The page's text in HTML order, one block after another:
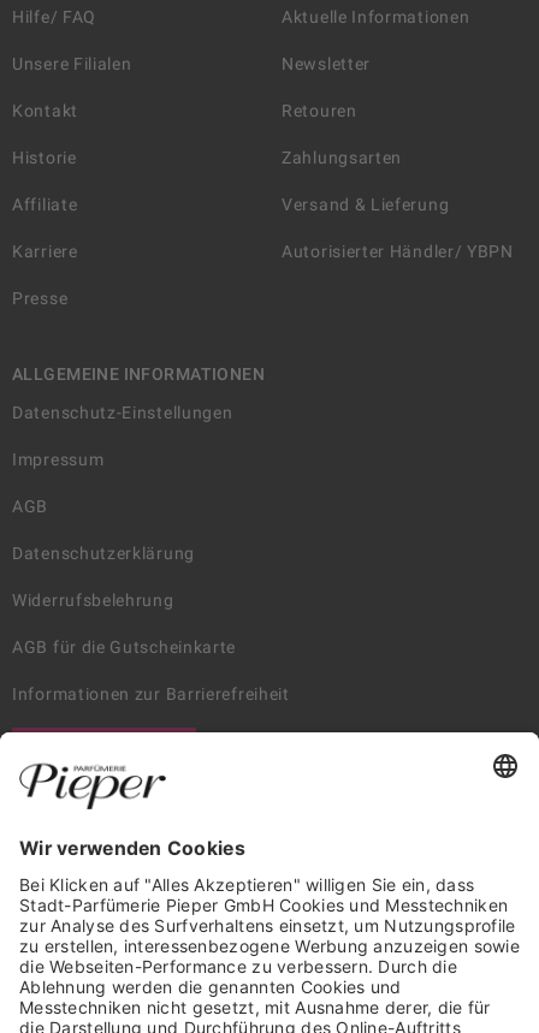
Hilfe/ FAQ
Unsere Filialen
Kontakt
Historie
Affiliate
Karriere
Presse
Aktuelle Informationen
Newsletter
Retouren
Zahlungsarten
Versand & Lieferung
Autorisierter Händler/ YBPN
ALLGEMEINE INFORMATIONEN
Datenschutz-Einstellungen
Impressum
AGB
Datenschutzerklärung
Widerrufsbelehrung
AGB für die Gutscheinkarte
Informationen zur Barrierefreiheit
Trusted Shops Mitglied seit 2010